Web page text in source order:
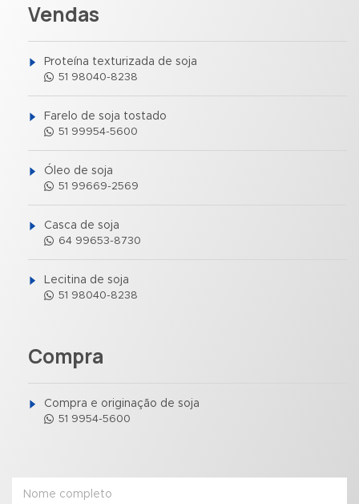
Vendas
Proteína texturizada de soja
51 98040-8238
Farelo de soja tostado
51 99954-5600
Óleo de soja
51 99669-2569
Casca de soja
64 99653-8730
Lecitina de soja
51 98040-8238
Compra
Compra e originação de soja
51 9954-5600